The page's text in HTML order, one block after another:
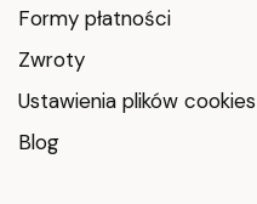
Formy płatności
Zwroty
Ustawienia plików cookies
Blog